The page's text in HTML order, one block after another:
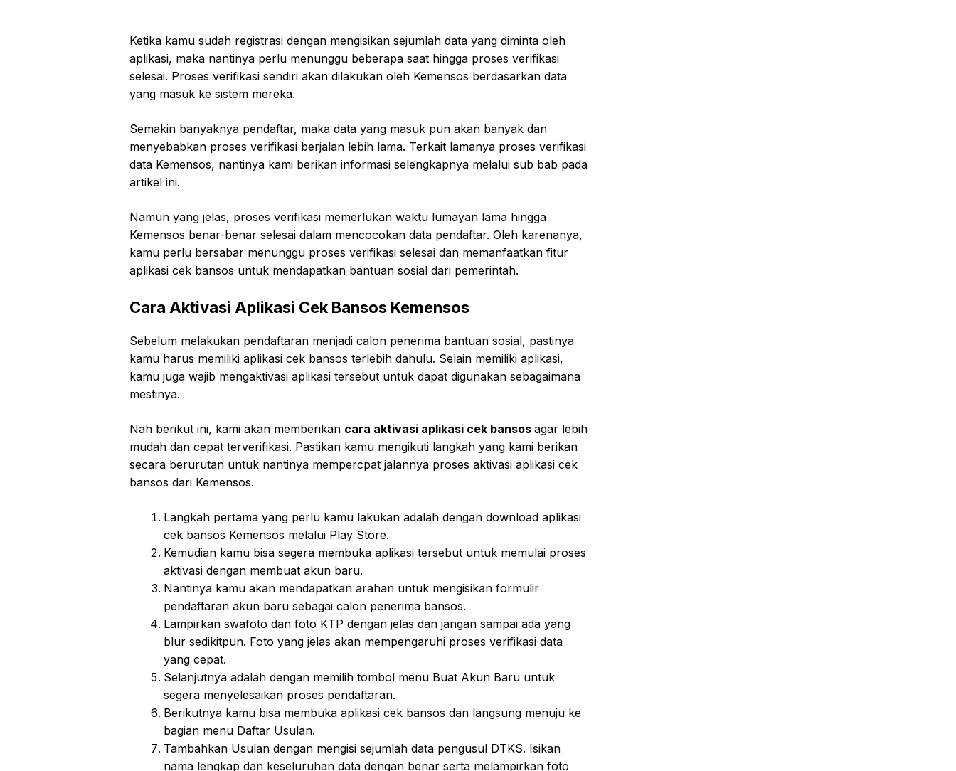
Ketika kamu sudah registrasi dengan mengisikan sejumlah data yang diminta oleh
aplikasi, maka nantinya perlu menunggu beberapa saat hingga proses verifikasi
selesai. Proses verifikasi sendiri akan dilakukan oleh Kemensos berdasarkan data
yang masuk ke sistem mereka.
Semakin banyaknya pendaftar, maka data yang masuk pun akan banyak dan
menyebabkan proses verifikasi berjalan lebih lama. Terkait lamanya proses verifikasi
data Kemensos, nantinya kami berikan informasi selengkapnya melalui sub bab pada
artikel ini.
Namun yang jelas, proses verifikasi memerlukan waktu lumayan lama hingga
Kemensos benar-benar selesai dalam mencocokan data pendaftar. Oleh karenanya,
kamu perlu bersabar menunggu proses verifikasi selesai dan memanfaatkan fitur
aplikasi cek bansos untuk mendapatkan bantuan sosial dari pemerintah.
Cara Aktivasi Aplikasi Cek Bansos Kemensos
Sebelum melakukan pendaftaran menjadi calon penerima bantuan sosial, pastinya
kamu harus memiliki aplikasi cek bansos terlebih dahulu. Selain memiliki aplikasi,
kamu juga wajib mengaktivasi aplikasi tersebut untuk dapat digunakan sebagaimana
mestinya.
Nah berikut ini, kami akan memberikan cara aktivasi aplikasi cek bansos agar lebih
mudah dan cepat terverifikasi. Pastikan kamu mengikuti langkah yang kami berikan
secara berurutan untuk nantinya mempercpat jalannya proses aktivasi aplikasi cek
bansos dari Kemensos.
Langkah pertama yang perlu kamu lakukan adalah dengan download aplikasi
cek bansos Kemensos melalui Play Store.
Kemudian kamu bisa segera membuka aplikasi tersebut untuk memulai proses
aktivasi dengan membuat akun baru.
Nantinya kamu akan mendapatkan arahan untuk mengisikan formulir
pendaftaran akun baru sebagai calon penerima bansos.
Lampirkan swafoto dan foto KTP dengan jelas dan jangan sampai ada yang
blur sedikitpun. Foto yang jelas akan mempengaruhi proses verifikasi data
yang cepat.
Selanjutnya adalah dengan memilih tombol menu Buat Akun Baru untuk
segera menyelesaikan proses pendaftaran.
Berikutnya kamu bisa membuka aplikasi cek bansos dan langsung menuju ke
bagian menu Daftar Usulan.
Tambahkan Usulan dengan mengisi sejumlah data pengusul DTKS. Isikan
nama lengkap dan keseluruhan data dengan benar serta melampirkan foto